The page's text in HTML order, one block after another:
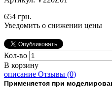
654 грн.
Уведомить о снижении цены
Кол-во
В корзину
описание Отзывы (0)
Применяется при